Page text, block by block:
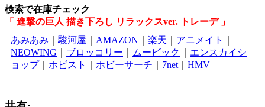
検索で在庫チェック
「 進撃の巨人 描き下ろし リラックスver. トレーデ 」
あみあみ
駿河屋 AMAZON 楽天 アニメイト
NEOWING
ブロッコリー ムービック
エンスカイシ
ョップ｜ ホビスト ホビーサーチ 7net HMV